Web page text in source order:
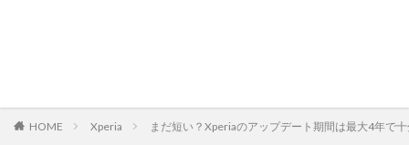
HOME Xperia まだ短い？Xperiaのアップデート期間は最大4年で